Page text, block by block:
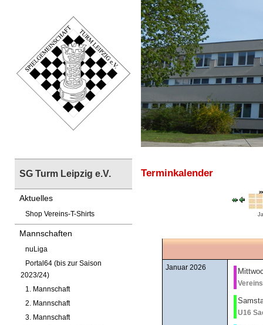
SG Turm Leipzig e.V.
Aktuelles
Shop Vereins-T-Shirts
Mannschaften
nuLiga
Portal64 (bis zur Saison
2023/24)
1. Mannschaft
2. Mannschaft
3. Mannschaft
Terminkalender
Januar 2026
U16